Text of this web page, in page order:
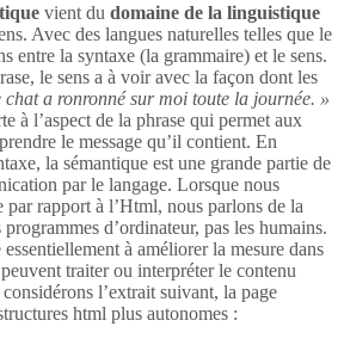
vient du domaine de la linguistique
Avec des langues naturelles telles que le
entre la syntaxe (la grammaire) et le sens.
le sens a à voir avec la façon dont les
chat a ronronné sur moi toute la journée. »
à l’aspect de la phrase qui permet aux
le message qu’il contient. En
la sémantique est une grande partie de
par le langage. Lorsque nous
par rapport à l’Html, nous parlons de la
d’ordinateur, pas les humains.
à améliorer la mesure dans
traiter ou interpréter le contenu
l’extrait suivant, la page
html plus autonomes :